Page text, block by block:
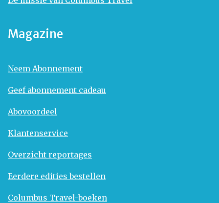
Magazine
Neem Abonnement
Geef abonnement cadeau
Abovoordeel
Klantenservice
Overzicht reportages
Eerdere edities bestellen
Columbus Travel-boeken